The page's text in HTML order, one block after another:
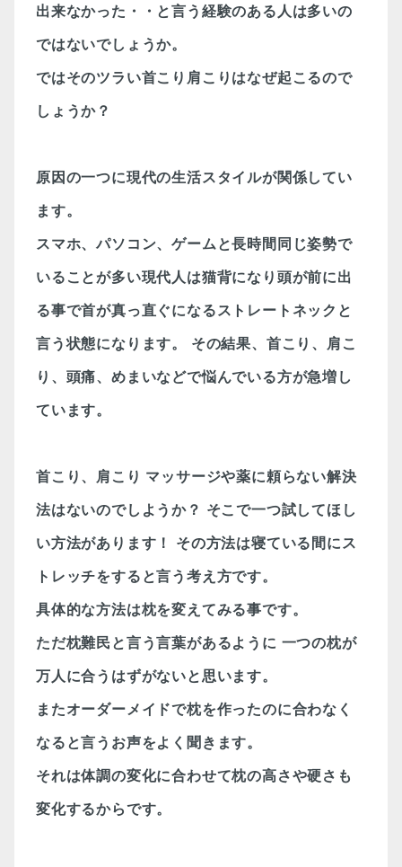
出来なかった・・と言う経験のある人は多いの
ではないでしょうか。
ではそのツラい首こり肩こりはなぜ起こるので
しょうか？
原因の一つに現代の生活スタイルが関係してい
ます。
スマホ、パソコン、ゲームと長時間同じ姿勢で
いることが多い現代人は猫背になり頭が前に出
る事で首が真っ直ぐになるストレートネックと
言う状態になります。 その結果、首こり、肩こ
り、頭痛、めまいなどで悩んでいる方が急増し
ています。
首こり、肩こり マッサージや薬に頼らない解決
法はないのでしようか？ そこで一つ試してほし
い方法があります！ その方法は寝ている間にス
トレッチをすると言う考え方です。
具体的な方法は枕を変えてみる事です。
ただ枕難民と言う言葉があるように 一つの枕が
万人に合うはずがないと思います。
またオーダーメイドで枕を作ったのに合わなく
なると言うお声をよく聞きます。
それは体調の変化に合わせて枕の高さや硬さも
変化するからです。